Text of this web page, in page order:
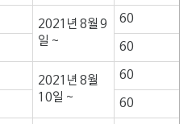
2021년 8월 9
일 ~
60
60
2021년 8월
10일 ~
60
60